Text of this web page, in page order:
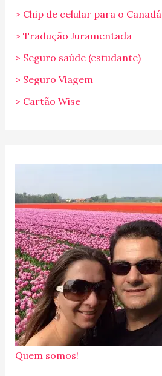
> Chip de celular para o Canadá
> Tradução Juramentada
> Seguro saúde (estudante)
> Seguro Viagem
> Cartão Wise
Quem somos!